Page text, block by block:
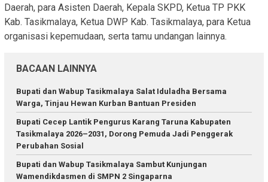
Daerah, para Asisten Daerah, Kepala SKPD, Ketua TP PKK
Kab. Tasikmalaya, Ketua DWP Kab. Tasikmalaya, para Ketua
organisasi kepemudaan, serta tamu undangan lainnya.
BACAAN LAINNYA
Bupati dan Wabup Tasikmalaya Salat Iduladha Bersama
Warga, Tinjau Hewan Kurban Bantuan Presiden
Bupati Cecep Lantik Pengurus Karang Taruna Kabupaten
Tasikmalaya 2026–2031, Dorong Pemuda Jadi Penggerak
Perubahan Sosial
Bupati dan Wabup Tasikmalaya Sambut Kunjungan
Wamendikdasmen di SMPN 2 Singaparna